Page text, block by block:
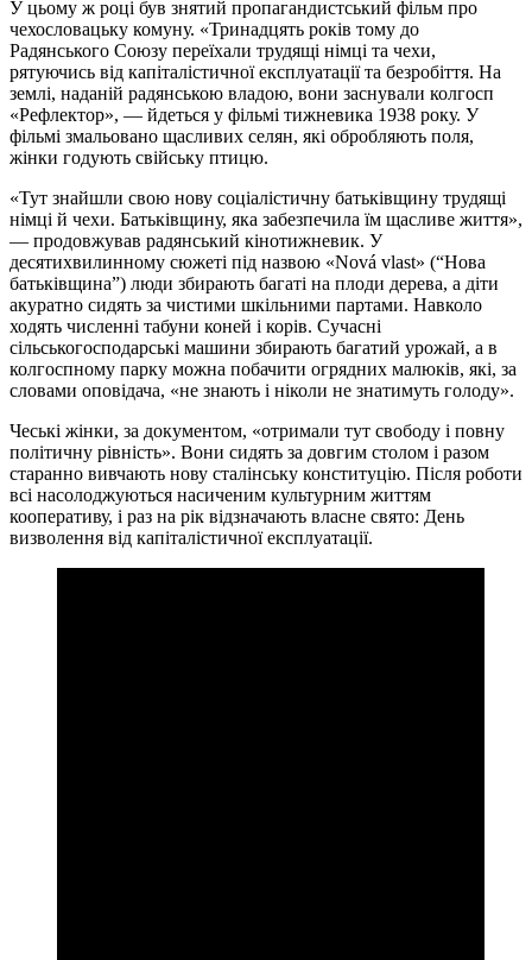
У цьому ж році був знятий пропагандистський фільм про
чехословацьку комуну. «Тринадцять років тому до
Радянського Союзу переїхали трудящі німці та чехи,
рятуючись від капіталістичної експлуатації та безробіття. На
землі, наданій радянською владою, вони заснували колгосп
«Рефлектор», — йдеться у фільмі тижневика 1938 року. У
фільмі змальовано щасливих селян, які обробляють поля,
жінки годують свійську птицю.
«Тут знайшли свою нову соціалістичну батьківщину трудящі
німці й чехи. Батьківщину, яка забезпечила їм щасливе життя»,
— продовжував радянський кінотижневик. У
десятихвилинному сюжеті під назвою «Nová vlast» (“Нова
батьківщина”) люди збирають багаті на плоди дерева, а діти
акуратно сидять за чистими шкільними партами. Навколо
ходять численні табуни коней і корів. Сучасні
сільськогосподарські машини збирають багатий урожай, а в
колгоспному парку можна побачити огрядних малюків, які, за
словами оповідача, «не знають і ніколи не знатимуть голоду».
Чеські жінки, за документом, «отримали тут свободу і повну
політичну рівність». Вони сидять за довгим столом і разом
старанно вивчають нову сталінську конституцію. Після роботи
всі насолоджуються насиченим культурним життям
кооперативу, і раз на рік відзначають власне свято: День
визволення від капіталістичної експлуатації.